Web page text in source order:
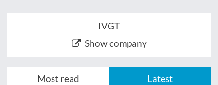
IVGT
Show company
Most read Latest